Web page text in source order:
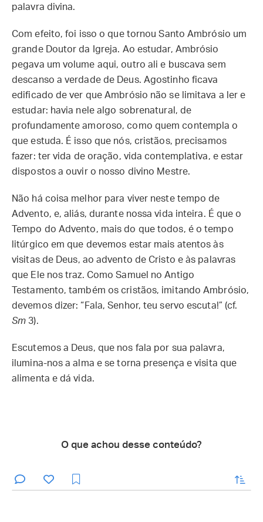
palavra divina.
Com efeito, foi isso o que tornou Santo Ambrósio um
grande Doutor da Igreja. Ao estudar, Ambrósio
pegava um volume aqui, outro ali e buscava sem
descanso a verdade de Deus. Agostinho ficava
edificado de ver que Ambrósio não se limitava a ler e
estudar: havia nele algo sobrenatural, de
profundamente amoroso, como quem contempla o
que estuda. É isso que nós, cristãos, precisamos
fazer: ter vida de oração, vida contemplativa, e estar
dispostos a ouvir o nosso divino Mestre.
Não há coisa melhor para viver neste tempo de
Advento, e, aliás, durante nossa vida inteira. É que o
Tempo do Advento, mais do que todos, é o tempo
litúrgico em que devemos estar mais atentos às
visitas de Deus, ao advento de Cristo e às palavras
que Ele nos traz. Como Samuel no Antigo
Testamento, também os cristãos, imitando Ambrósio,
devemos dizer: “Fala, Senhor, teu servo escuta!” (cf.
Sm 3).
Escutemos a Deus, que nos fala por sua palavra,
ilumina-nos a alma e se torna presença e visita que
alimenta e dá vida.
O que achou desse conteúdo?
enviar